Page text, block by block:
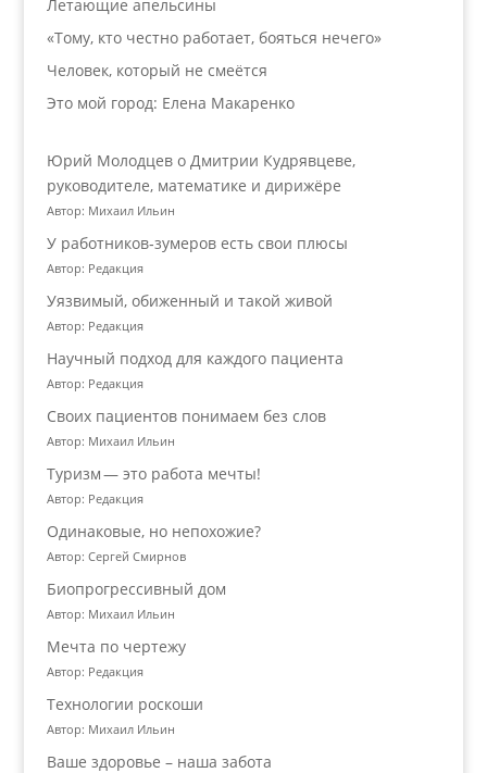
Летающие апельсины
«Тому, кто честно работает, бояться нечего»
Человек, который не смеётся
Это мой город: Елена Макаренко
Юрий Молодцев о Дмитрии Кудрявцеве,
руководителе, математике и дирижёре
Автор: Михаил Ильин
У работников‑зумеров есть свои плюсы
Автор: Редакция
Уязвимый, обиженный и такой живой
Автор: Редакция
Научный подход для каждого пациента
Автор: Редакция
Своих пациентов понимаем без слов
Автор: Михаил Ильин
Туризм — это работа мечты!
Автор: Редакция
Одинаковые, но непохожие?
Автор: Сергей Смирнов
Биопрогрессивный дом
Автор: Михаил Ильин
Мечта по чертежу
Автор: Редакция
Технологии роскоши
Автор: Михаил Ильин
Ваше здоровье – наша забота